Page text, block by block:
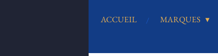
ACCUEIL MARQUES